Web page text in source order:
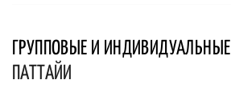
ГРУППОВЫЕ И ИНДИВИДУАЛЬНЫЕ
ПАТТАЙИ